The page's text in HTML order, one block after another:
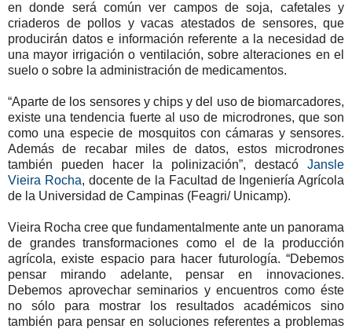
en donde será común ver campos de soja, cafetales y
criaderos de pollos y vacas atestados de sensores, que
producirán datos e información referente a la necesidad de
una mayor irrigación o ventilación, sobre alteraciones en el
suelo o sobre la administración de medicamentos.
“Aparte de los sensores y chips y del uso de biomarcadores,
existe una tendencia fuerte al uso de microdrones, que son
como una especie de mosquitos con cámaras y sensores.
Además de recabar miles de datos, estos microdrones
también pueden hacer la polinización”, destacó Jansle
Vieira Rocha, docente de la Facultad de Ingeniería Agrícola
de la Universidad de Campinas (Feagri/ Unicamp).
Vieira Rocha cree que fundamentalmente ante un panorama
de grandes transformaciones como el de la producción
agrícola, existe espacio para hacer futurología. “Debemos
pensar mirando adelante, pensar en innovaciones.
Debemos aprovechar seminarios y encuentros como éste
no sólo para mostrar los resultados académicos sino
también para pensar en soluciones referentes a problemas